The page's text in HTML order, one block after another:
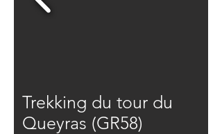
Trekking du tour du
Queyras (GR58)